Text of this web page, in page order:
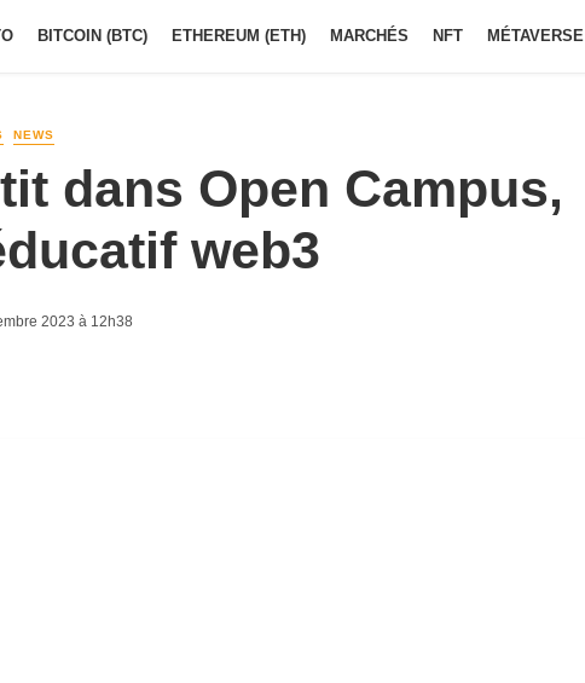
BITCOIN (BTC) ETHEREUM (ETH) MARCHÉS NFT MÉTAVERSE
NEWS
dans Open Campus,
web3
2023 à 12h38